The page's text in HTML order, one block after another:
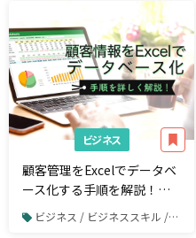
ビジネス
顧客管理をExcelでデータベ
ース化する手順を解説！無
料のテンプレートも紹介
ビジネス / ビジネススキル / Excel